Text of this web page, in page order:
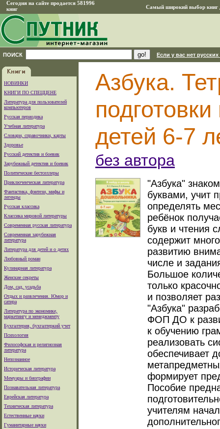
Сегодня на сайте продается 581996
книг
Самый широкий выбор книг
ПОИСК Если у вас нет
НОВИНКИ
КНИГИ ПО СПЕЦЦЕНЕ
Литература для пользователей
компьютеров
Русская периодика
Учебная литература
Словари, справочники, карты
Здоровье
Русский детектив и боевик
Зарубежный детектив и боевик
Политические бестселлеры
Приключенческая литература
Фантастика, фэнтези, мифы и
легенды
Русская классика
Классика мировой литературы
Современная русская литература
Современная зарубежная
литература
Литература для детей и о детях
Любовный роман
Кулинарная литература
Женские секреты
Дом, сад, усадьба
Отдых и развлечения. Юмор и
сатира
Литература по экономике,
маркетингу и менеджменту
Бухгалтерия, бухгалтеркий учет
Психология
Философская и религиозная
литература
Непознанное
Историческая литература
Мемуары и биографии
Познавательная литература
Еврейская литература
Техническая литература
Естественные науки
Гуманитарные науки
Азбука.
детей 6-7
без автора
"Азбука"
буквами, учит
определять
ребёнок
букв и чтения
содержит
развитию
числе и
Большое
только
и позволяет
"Азбука"
ФОП ДО к
к обучению
реализовать
обеспечивает
формирует
Пособие
учителям